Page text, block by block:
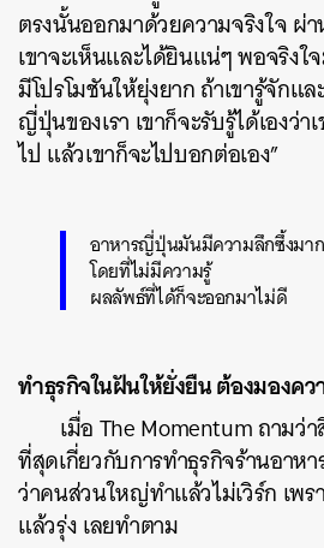
ตรงนั้นออกมาด้วยความจริงใจ ผ่า
เขาจะเห็นและได้ยินแน่ๆ พอจริงใ
มีโปรโมชันให้ยุ่งยาก ถ้าเขารู้จักแ
ญี่ปุ่นของเรา เขาก็จะรับรู้ได้เองว่
ไป แล้วเขาก็จะไปบอกต่อเอง”
อาหารญี่ปุ่นมันมีความลึกซึ้งมา
โดยที่ไม่มีความรู้
ผลลัพธ์ที่ได้ก็จะออกมาไม่ดี
ทำธุรกิจในฝันให้ยั่งยืน ต้องมองคว
เมื่อ The Momentum ถามว่
ที่สุดเกี่ยวกับการทำธุรกิจร้านอาห
ว่าคนส่วนใหญ่ทำแล้วไม่เวิร์ก เพร
แล้วรุ่ง เลยทำตาม